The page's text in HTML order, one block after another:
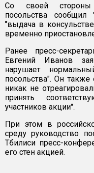
Со своей стороны
посольства сообщил
"выдача в
временно
Ранее пресс-
Евгений Иванов
нарушает
посольства". Он также
никак не
принять
участников акции".
При этом в
среду руководство
Тбилиси пресс-
его стен акцией.